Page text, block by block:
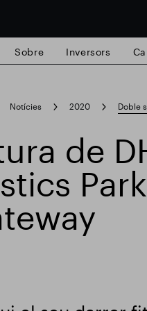
comercial de Slough
Sobre Inversors
Notícies 2020 Doble
de